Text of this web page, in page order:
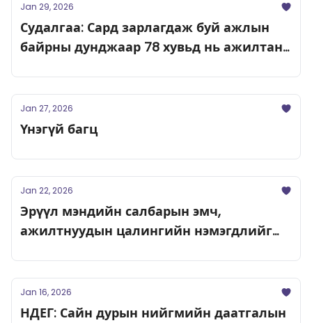
Jan 29, 2026
Судалгаа: Сард зарлагдаж буй ажлын
байрны дунджаар 78 хувьд нь ажилтан
Jan 27, 2026
Үнэгүй багц
Jan 22, 2026
Эрүүл мэндийн салбарын эмч,
ажилтнуудын цалингийн нэмэгдлийг
Jan 16, 2026
НДЕГ: Сайн дурын нийгмийн даатгалын